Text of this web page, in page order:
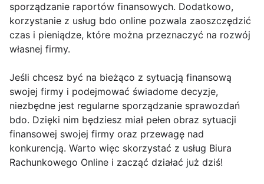
sporządzanie raportów finansowych. Dodatkowo,
korzystanie z usług bdo online pozwala zaoszczędzić
czas i pieniądze, które można przeznaczyć na rozwój
własnej firmy.
Jeśli chcesz być na bieżąco z sytuacją finansową
swojej firmy i podejmować świadome decyzje,
niezbędne jest regularne sporządzanie sprawozdań
bdo. Dzięki nim będziesz miał pełen obraz sytuacji
finansowej swojej firmy oraz przewagę nad
konkurencją. Warto więc skorzystać z usług Biura
Rachunkowego Online i zacząć działać już dziś!